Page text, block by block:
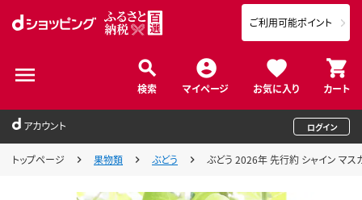
検索 マイページ お気に入り カート
ご利用可能ポイント
アカウント ログイン
トップページ 果物類 ぶどう ぶどう 2026年 先行約 シャイン マ